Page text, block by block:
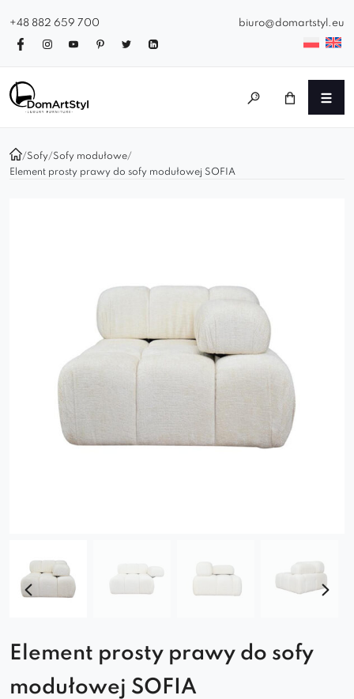
+48 882 659 700 biuro@domartstyl.eu
/Sofy/Sofy modułowe/
Element prosty prawy do sofy modułowej SOFIA
Element prosty prawy do sofy
modułowej SOFIA